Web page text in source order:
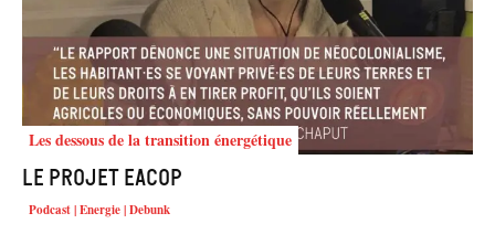
Les dessous de la transition énergétique
Le projet EACOP
Podcast | Energie | Debunk